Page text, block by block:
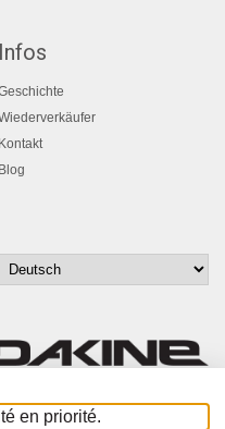
Infos
Kontakt
Blog
dich für unseren Newsletter an!
en priorité.